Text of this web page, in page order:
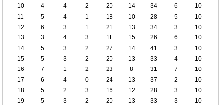
10
4 4 2 20 14 34 6
10
11
5 4 1 18 10 28 5
10
12
6 3 1 21 13 34 3
10
13
3 4 3 11 15 26 6
10
14
5 3 2 27 14 41 3
10
15
5 3 2 20 13 33 4
10
16
7 1 2 23 8 31 7
10
17
6 4 0 24 13 37 2
10
18
5 2 3 16 12 28 3
10
19
5 3 2 20 13 33 3
10